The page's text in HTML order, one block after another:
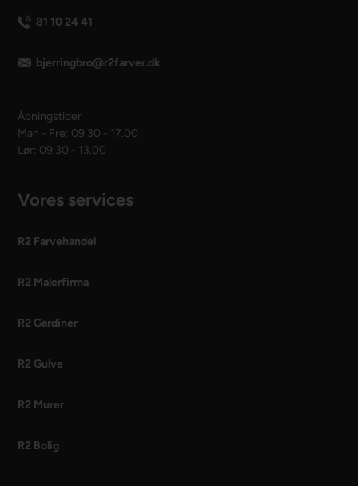
81 10 24 41
bjerringbro@r2farver.dk
Åbningstider
Man - Fre: 09.30 - 17.00
Lør: 09.30 - 13.00
Vores services
R2 Farvehandel
R2 Malerfirma
R2 Gardiner
R2 Gulve
R2 Murer
R2 Bolig